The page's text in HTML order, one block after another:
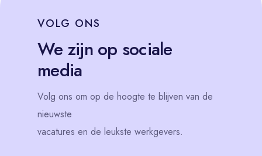
VOLG ONS
We zijn op sociale
media
Volg ons om op de hoogte te blijven van de
nieuwste
vacatures en de leukste werkgevers.